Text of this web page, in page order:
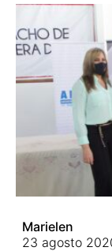
Marielen
23 agosto